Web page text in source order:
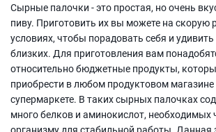
Сырные палочки - это простая, но очень
пиву. Приготовить их вы можете на скорую
условиях, чтобы порадовать себя и удивить
близких. Для приготовления вам
относительно бюджетные продукты,
приобрести в любом продуктовом
супермаркете. В таких сырных палочках
много белков и аминокислот, необходимых